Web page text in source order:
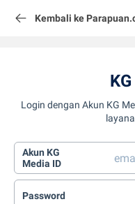
Kembali ke
Login dengan Akun KG
Akun KG
Media ID
Password